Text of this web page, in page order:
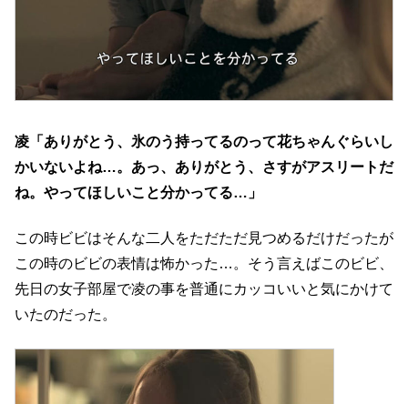
凌「ありがとう、氷のう持ってるのって花ちゃんぐらいし
かいないよね…。あっ、ありがとう、さすがアスリートだ
ね。やってほしいこと分かってる…」
この時ビビはそんな二人をただただ見つめるだけだったが
この時のビビの表情は怖かった…。そう言えばこのビビ、
先日の女子部屋で凌の事を普通にカッコいいと気にかけて
いたのだった。